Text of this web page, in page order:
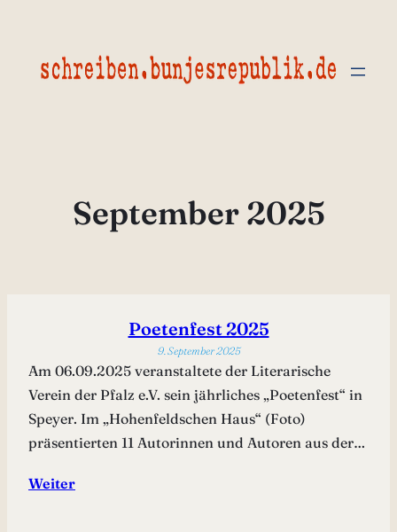
springen
September 2025
Poetenfest 2025
9. September 2025
Am 06.09.2025 veranstaltete der Literarische
Verein der Pfalz e.V. sein jährliches „Poetenfest“ in
Speyer. Im „Hohenfeldschen Haus“ (Foto)
präsentierten 11 Autorinnen und Autoren aus der…
Weiter